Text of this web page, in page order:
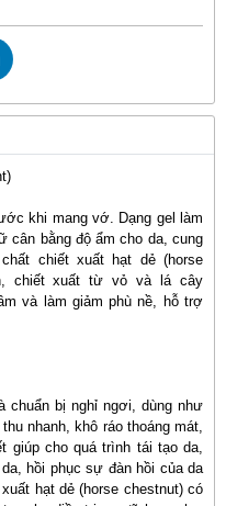
khi mang vớ. Dạng gel làm
cân bằng độ ẩm cho da, cung
chiết xuất hạt dẻ (horse
chiết xuất từ vỏ và lá cây
và làm giảm phù nề, hỗ trợ
chuẩn bị nghỉ ngơi, dùng như
nhanh, khô ráo thoáng mát,
giúp cho quá trình tái tạo da,
hồi phục sự đàn hồi của da
hạt dẻ (horse chestnut) có